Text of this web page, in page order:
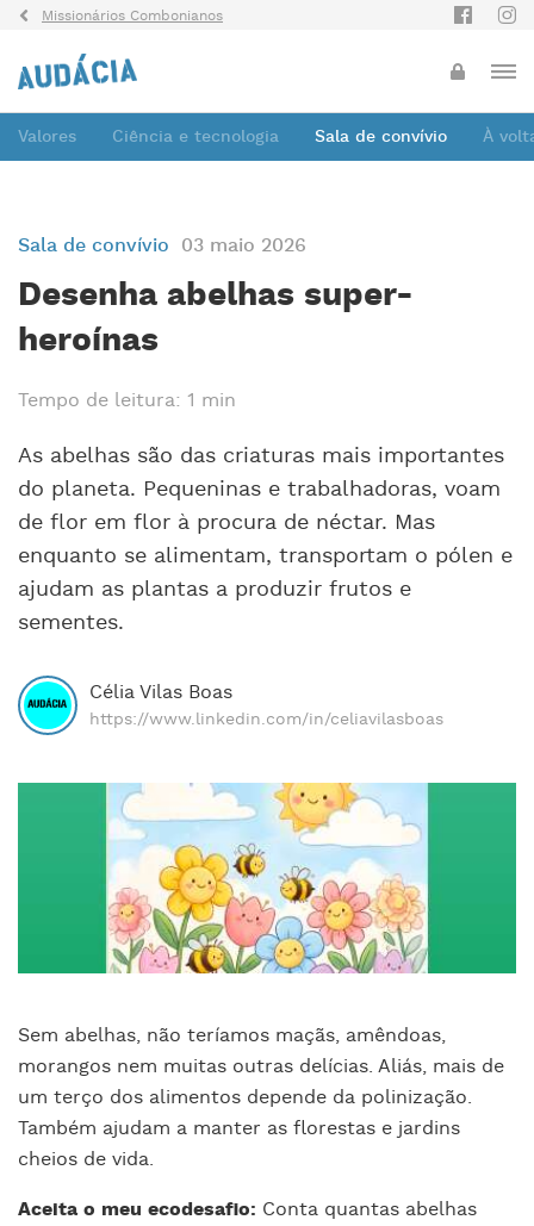
Missionários Combonianos
Valores Ciência e tecnologia Sala de convívio À
Sala de convívio 03 maio 2026
Desenha abelhas super-
heroínas
Tempo de leitura: 1 min
As abelhas são das criaturas mais importantes
do planeta. Pequeninas e trabalhadoras, voam
de flor em flor à procura de néctar. Mas
enquanto se alimentam, transportam o pólen e
ajudam as plantas a produzir frutos e
sementes.
Célia Vilas Boas
https://www.linkedin.com/in/celiavilasboas
Sem abelhas, não teríamos maçãs, amêndoas,
morangos nem muitas outras delícias. Aliás, mais de
um terço dos alimentos depende da polinização.
Também ajudam a manter as florestas e jardins
cheios de vida.
Aceita o meu ecodesafio: Conta quantas abelhas